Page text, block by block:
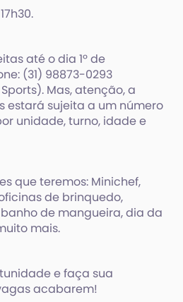
até o dia 1º de
(31) 98873-0293
Mas, atenção, a
estará sujeita a um número
unidade, turno, idade e
que teremos: Minichef,
de brinquedo,
de mangueira, dia da
mais.
e faça sua
acabarem!